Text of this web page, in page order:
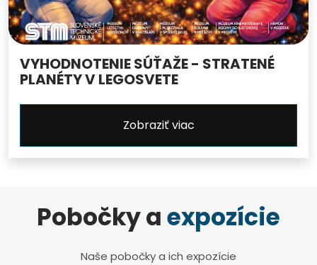
VYHODNOTENIE SÚŤAŽE - STRATENÉ
PLANÉTY V LEGOSVETE
Zobraziť viac
Pobočky aexpozície
Naše pobočky a ich expozície